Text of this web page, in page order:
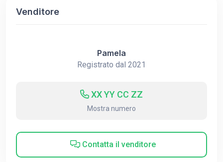
Venditore
Pamela
Registrato dal 2021
XX YY CC ZZ
Mostra numero
Contatta il venditore